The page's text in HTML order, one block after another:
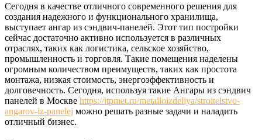
Сегодня в качестве отличного современного решения для
создания надежного и функционального хранилища,
выступает ангар из сэндвич-панелей. Этот тип постройки
сейчас достаточно активно используется в различных
отраслях, таких как логистика, сельское хозяйство,
промышленность и торговля. Такие помещения наделены
огромным количеством преимуществ, таких как простота
монтажа, низкая стоимость, энергоэффективность и
долговечность. Сегодня, используя такие Ангары из сэндвич
панелей в Москве https://itpmet.ru/metalloizdeliya/stroitelstvo-
angarov-iz-panelej можно решать разные задачи и наладить
отличный бизнес.